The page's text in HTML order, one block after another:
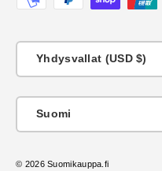
Yhdysvallat (USD $)
Suomi
© 2026Suomikauppa.fi